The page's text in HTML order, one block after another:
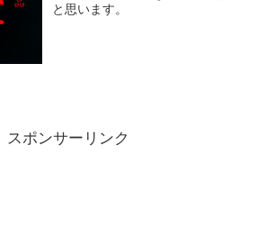
と思います。
スポンサーリンク